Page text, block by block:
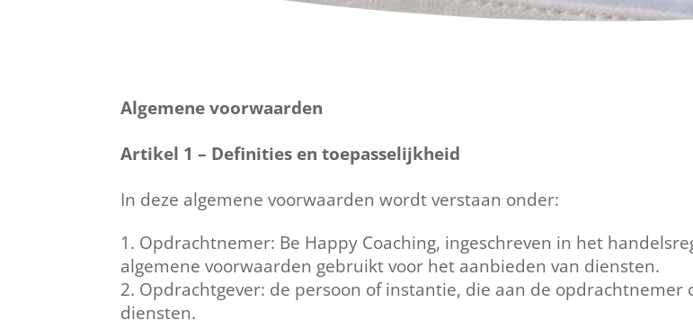
Algemene voorwaarden
Artikel 1 – Definities en toepasselijkheid
In deze algemene voorwaarden wordt verstaan onder:
Opdrachtnemer: Be Happy Coaching, ingeschreven in het
algemene voorwaarden gebruikt voor het aanbieden van diensten.
Opdrachtgever: de persoon of instantie, die aan de
diensten.